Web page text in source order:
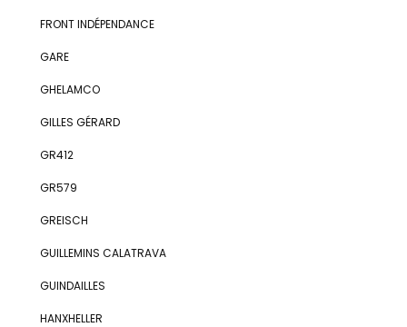
FRONT INDÉPENDANCE
GARE
GHELAMCO
GILLES GÉRARD
GR412
GR579
GREISCH
GUILLEMINS CALATRAVA
GUINDAILLES
HANXHELLER